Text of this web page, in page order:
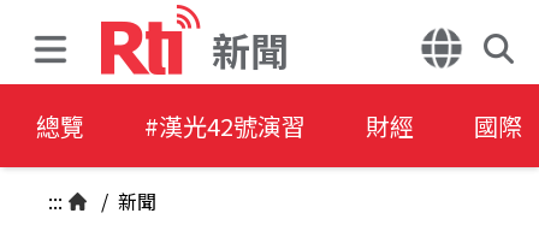
新聞
總覽 #漢光42號演習 財經 國際
::: / 新聞